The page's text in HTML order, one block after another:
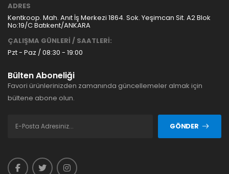
ADRES
Kentkoop. Mah. Anıt İş Merkezi 1864. Sok. Yeşimcan Sit. A2 Blok
No:19/C Batıkent/ANKARA
ÇALIŞMA GÜNLERİ / SAATLERİ:
Pzt - Paz / 08:30 - 19:00
Bülten Aboneliği
Favori ürünlerinizden zamanında güncellemeler almak için
bültene abone olun.
GÖNDER